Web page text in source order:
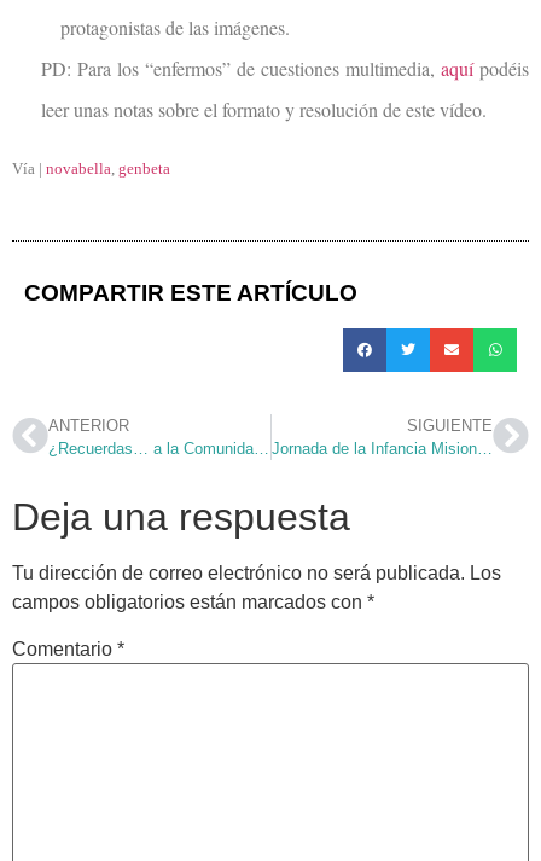
protagonistas de las imágenes.
PD: Para los “enfermos” de cuestiones multimedia, aquípodéis
leer unas notas sobre el formato y resolución de este vídeo.
Vía | novabella, genbeta
COMPARTIR ESTE ARTÍCULO
ANTERIOR
SIGUIENTE
Jornada de la Infancia Misionera 2008
Deja una respuesta
Tu dirección de correo electrónico no será publicada. Los
campos obligatorios están marcados con *
Comentario *